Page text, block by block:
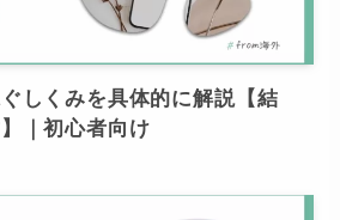
しくみを具体的に解説【結
｜初心者向け